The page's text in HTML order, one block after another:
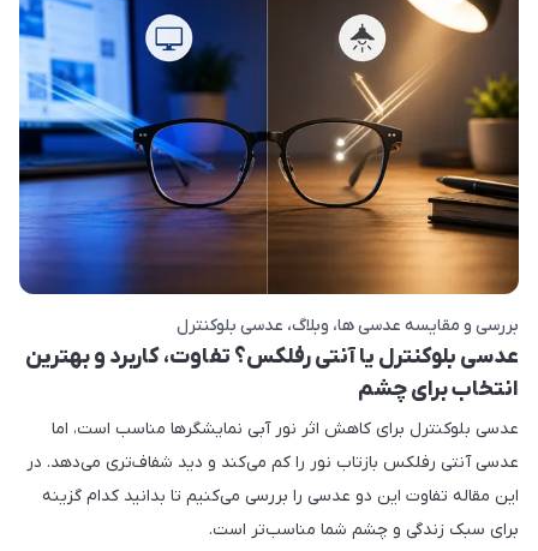
بررسی و مقایسه عدسی ها وبلاگ عدسی بلوکنترل
عدسی بلوکنترل یا آنتی رفلکس؟ تفاوت، کاربرد و بهترین
انتخاب برای چشم
عدسی بلوکنترل برای کاهش اثر نور آبی نمایشگرها مناسب است، اما
عدسی آنتی رفلکس بازتاب نور را کم می‌کند و دید شفاف‌تری می‌دهد. در
این مقاله تفاوت این دو عدسی را بررسی می‌کنیم تا بدانید کدام گزینه
برای سبک زندگی و چشم شما مناسب‌تر است.